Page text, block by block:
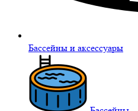
Бассейны и аксессуары